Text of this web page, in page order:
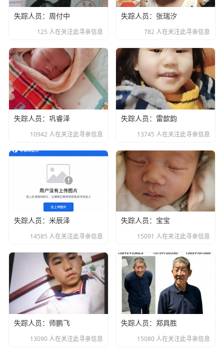
失踪人员：周付中
125 人在关注此寻亲信息
失踪人员：张瑞汐
782 人在关注此寻亲信息
失踪人员：巩睿泽
10942 人在关注此寻亲信息
失踪人员：雷歆韵
13745 人在关注此寻亲信息
失踪人员：米辰泽
14585 人在关注此寻亲信息
失踪人员：宝宝
15091 人在关注此寻亲信息
失踪人员：师鹏飞
13090 人在关注此寻亲信息
失踪人员：郑具胜
15080 人在关注此寻亲信息